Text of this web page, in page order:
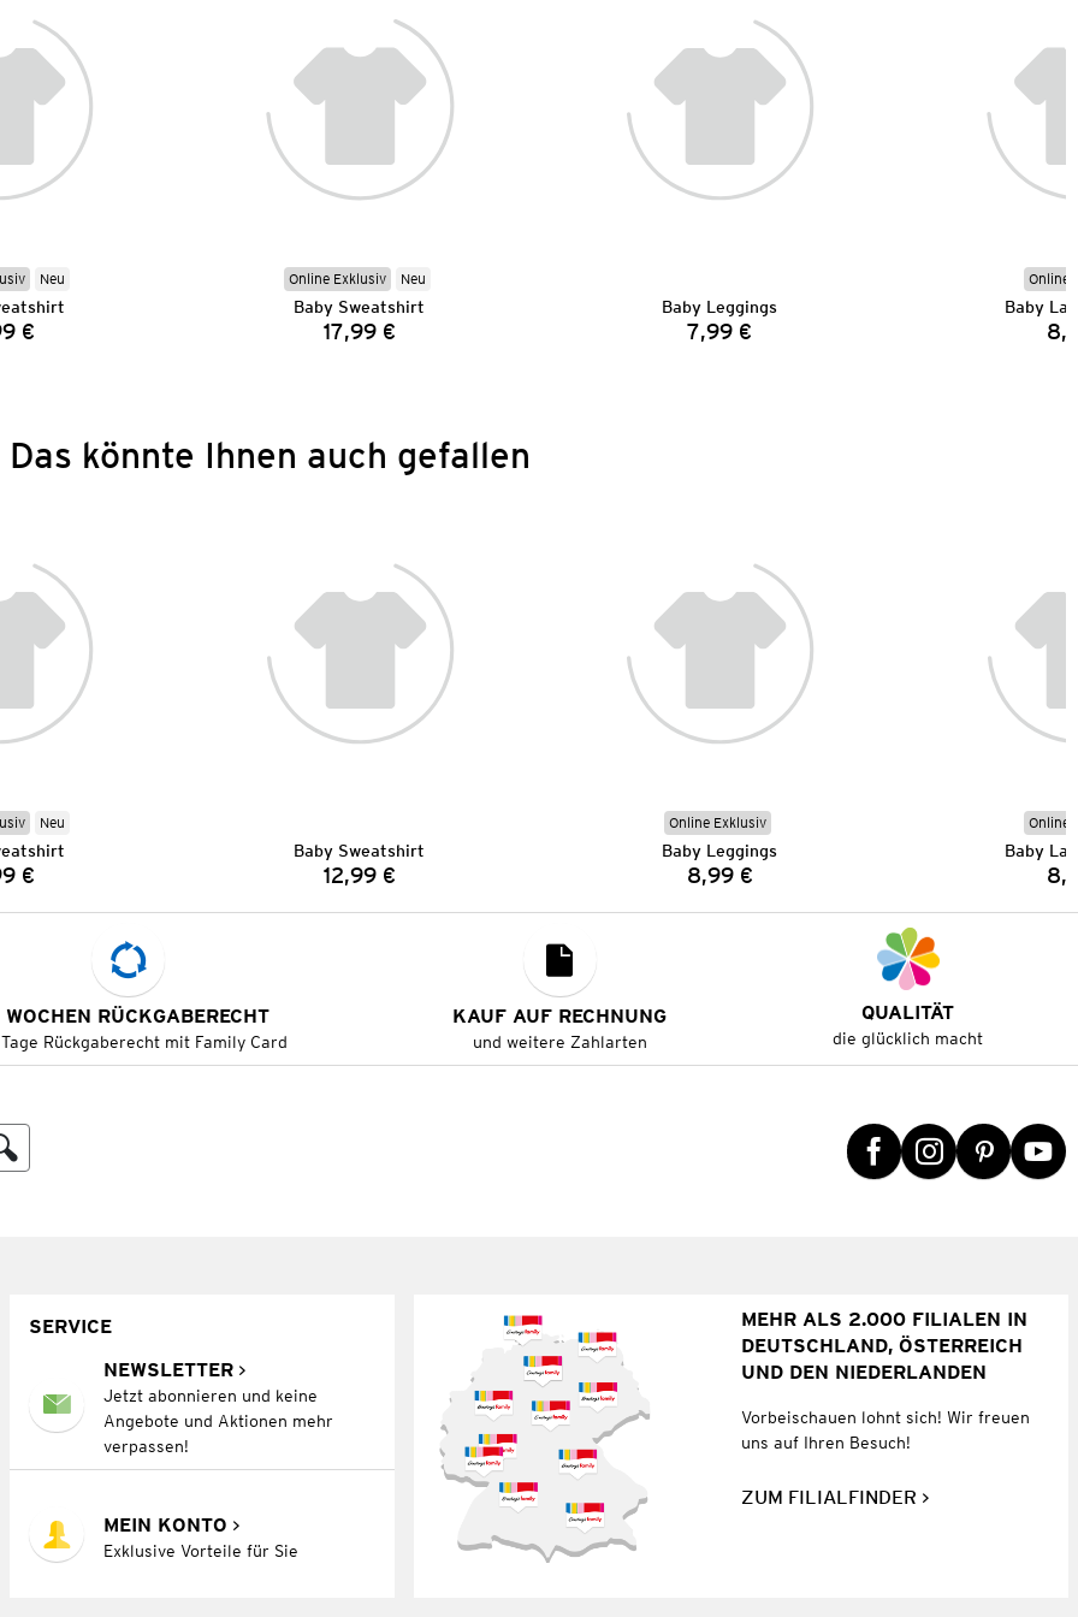
Neu
€
Online Exklusiv Neu
Baby Sweatshirt
Preis:
17,99 €
Baby Leggings
Preis:
7,99 €
Online
Baby
Das könnte Ihnen auch gefallen
Neu
€
Baby Sweatshirt
Preis:
12,99 €
Online Exklusiv
Baby Leggings
Preis:
8,99 €
Online
Baby
RÜCKGABERECHT
Rückgaberecht mit Family Card
KAUF AUF RECHNUNG
und weitere Zahlarten
QUALITÄT
die glücklich macht
SERVICE
NEWSLETTER
Jetzt abonnieren und keine
Angebote und Aktionen mehr
verpassen!
MEIN KONTO
Exklusive Vorteile für Sie
MEHR ALS 2.000 FILIALEN IN
DEUTSCHLAND, ÖSTERREICH
UND DEN NIEDERLANDEN
Vorbeischauen lohnt sich! Wir freuen
uns auf Ihren Besuch!
ZUM FILIALFINDER